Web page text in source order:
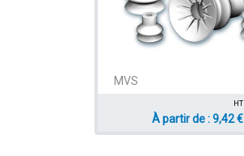
MVS
HT
À partir de : 9,42 €